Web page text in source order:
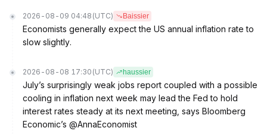
2026-08-09 04:48 (UTC) Baissier
Economists generally expect the US annual inflation rate to
slow slightly.
2026-08-08 17:30 (UTC) haussier
July’s surprisingly weak jobs report coupled with a possible
cooling in inflation next week may lead the Fed to hold
interest rates steady at its next meeting, says Bloomberg
Economic’s @AnnaEconomist